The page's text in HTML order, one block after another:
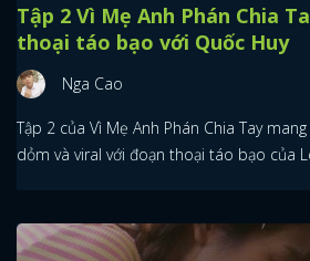
Tập 2 Vì Mẹ Anh Phán Chia
thoại táo bạo với Quốc Huy
Nga Cao
Tập 2 của Vì Mẹ Anh Phán Chia Tay
dỏm và viral với đoạn thoại táo bạo của